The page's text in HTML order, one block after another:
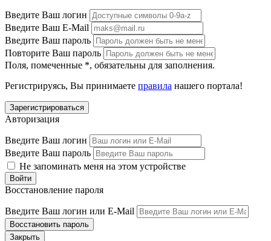
Введите Ваш логин
Введите Ваш E-Mail
Введите Ваш пароль
Повторите Ваш пароль
Поля, помеченные *, обязательны для заполнения.
Регистрируясь, Вы принимаете правила нашего портала!
Авторизация
Введите Ваш логин
Введите Ваш пароль
Не запоминать меня на этом устройстве
Восстановление пароля
Введите Ваш логин или E-Mail
Закрыть